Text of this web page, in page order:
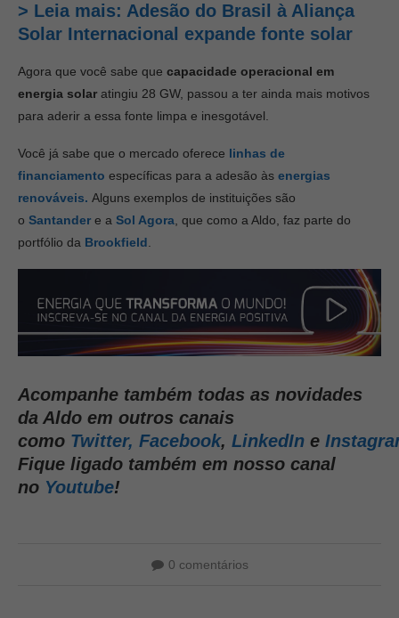
> Leia mais: Adesão do Brasil à Aliança
Solar Internacional expande fonte solar
Agora que você sabe que capacidade operacional em
energia solar atingiu 28 GW, passou a ter ainda mais motivos
para aderir a essa fonte limpa e inesgotável.
Você já sabe que o mercado oferece linhas de
financiamento específicas para a adesão às energias
renováveis. Alguns exemplos de instituições são
o Santander e a Sol Agora , que como a Aldo, faz parte do
portfólio da Brookfield
Acompanhe também todas as novidades
da Aldo em outros canais
como Twitter, Facebook, LinkedIn e
Fique ligado também em nosso canal
no Youtube!
0 comentários